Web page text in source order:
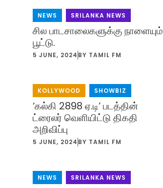
NEWS SRILANKA NEWS
சில பாடசாலைகளுக்கு நாளையும்
பூட்டு.
5 JUNE, 2024 BY TAMIL FM
KOLLYWOOD SHOWBIZ
‘கல்கி 2898 ஏ.டி’ படத்தின்
ட்ரைலர் வெளியிட்டு திகதி
அறிவிப்பு
5 JUNE, 2024 BY TAMIL FM
NEWS SRILANKA NEWS